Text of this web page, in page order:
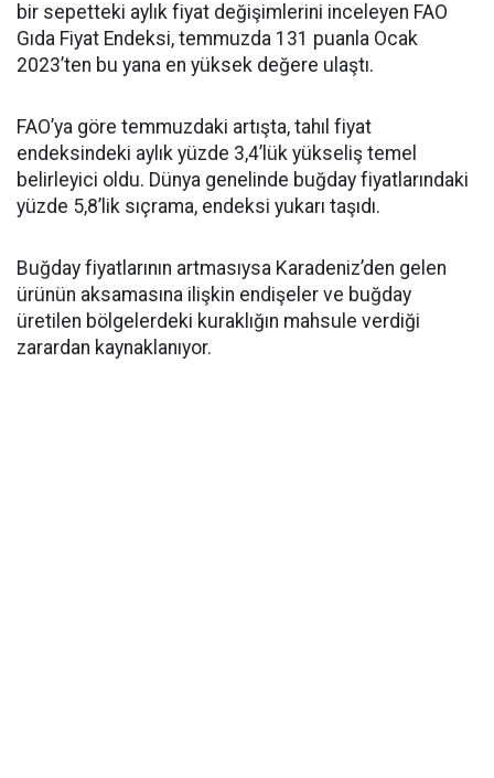
bir sepetteki aylık fiyat değişimlerini inceleyen FAO
Gıda Fiyat Endeksi, temmuzda 131 puanla Ocak
2023’ten bu yana en yüksek değere ulaştı.
FAO’ya göre temmuzdaki artışta, tahıl fiyat
endeksindeki aylık yüzde 3,4’lük yükseliş temel
belirleyici oldu. Dünya genelinde buğday fiyatlarındaki
yüzde 5,8’lik sıçrama, endeksi yukarı taşıdı.
Buğday fiyatlarının artmasıysa Karadeniz’den gelen
ürünün aksamasına ilişkin endişeler ve buğday
üretilen bölgelerdeki kuraklığın mahsule verdiği
zarardan kaynaklanıyor.